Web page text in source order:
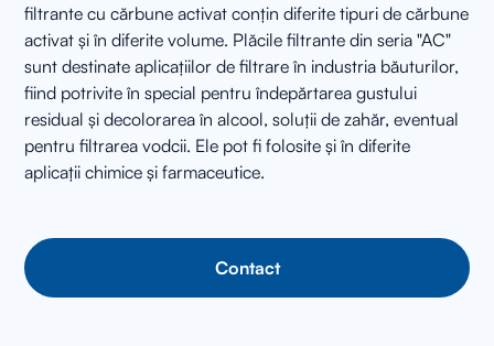
filtrante cu cărbune activat conțin diferite tipuri de cărbune
activat și în diferite volume. Plăcile filtrante din seria "AC"
sunt destinate aplicațiilor de filtrare în industria băuturilor,
fiind potrivite în special pentru îndepărtarea gustului
residual și decolorarea în alcool, soluții de zahăr, eventual
pentru filtrarea vodcii. Ele pot fi folosite și în diferite
aplicații chimice și farmaceutice.
Contact